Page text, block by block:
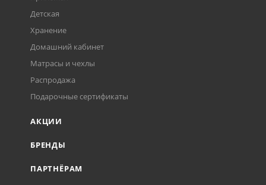
Детская
Хранение
Домашний кабинет
Матрасы и чехлы
Распродажа
Подарочные сертификаты
АКЦИИ
БРЕНДЫ
ПАРТНЁРАМ